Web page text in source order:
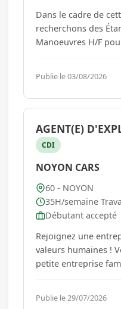
Dans le cadre de
recherchons des
Manoeuvres H/F
participerez aux
systèmes
Publie le 03/08/2026
AGENT(E)
CDI
NOYON CARS
60 - NOYON
35H/semaine
Débutant accepté
Rejoignez une
valeurs humaines ! Vous souhaitez intégrer une
petite entreprise
l'engagement sont
humaines ? Vous recherchez un poste clé, au
Publie le 29/07/2026